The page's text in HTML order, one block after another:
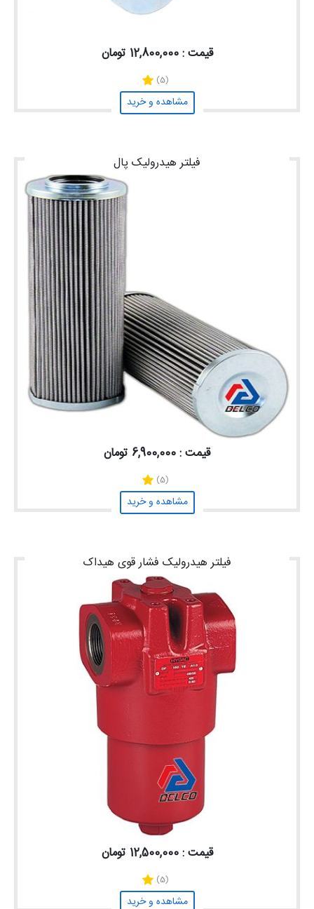
قیمت : 12,800,000 تومان
(5)
مشاهده و خرید
فیلتر هیدرولیک پال
قیمت : 6,900,000 تومان
(5)
مشاهده و خرید
فیلتر هیدرولیک فشار قوی هیداک
قیمت : 12,500,000 تومان
(5)
مشاهده و خرید